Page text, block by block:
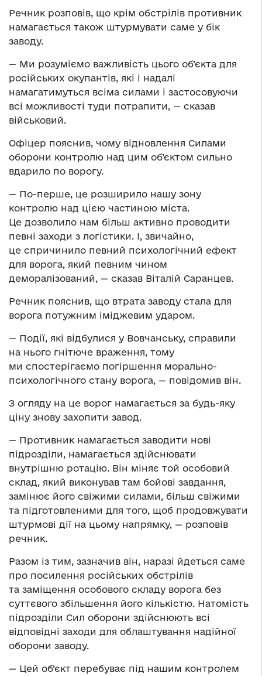
Речник розповів, що крім обстрілів противник
намагається також штурмувати саме у бік
заводу.
— Ми розуміємо важливість цього об’єкта для
російських окупантів, які і надалі
намагатимуться всіма силами і застосовуючи
всі можливості туди потрапити, — сказав
військовий.
Офіцер пояснив, чому відновлення Силами
оборони контролю над цим об’єктом сильно
вдарило по ворогу.
— По-перше, це розширило нашу зону
контролю над цією частиною міста.
Це дозволило нам більш активно проводити
певні заходи з логістики. І, звичайно,
це спричинило певний психологічний ефект
для ворога, який певним чином
деморалізований, — сказав Віталій Саранцев.
Речник пояснив, що втрата заводу стала для
ворога потужним іміджевим ударом.
— Події, які відбулися у Вовчанську, справили
на нього гнітюче враження, тому
ми спостерігаємо погіршення морально-
психологічного стану ворога, — повідомив він.
З огляду на це ворог намагається за будь-яку
ціну знову захопити завод.
— Противник намагається заводити нові
підрозділи, намагається здійснювати
внутрішню ротацію. Він міняє той особовий
склад, який виконував там бойові завдання,
замінює його свіжими силами, більш свіжими
та підготовленими для того, щоб продовжувати
штурмові дії на цьому напрямку, — розповів
речник.
Разом із тим, зазначив він, наразі йдеться саме
про посилення російських обстрілів
та заміщення особового складу ворога без
суттєвого збільшення його кількістю. Натомість
підрозділи Сил оборони здійснюють всі
відповідні заходи для облаштування надійної
оборони заводу.
— Цей об’єкт перебуває під нашим контролем